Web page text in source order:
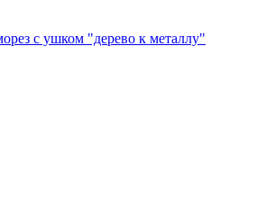
с ушком "дерево к металлу"